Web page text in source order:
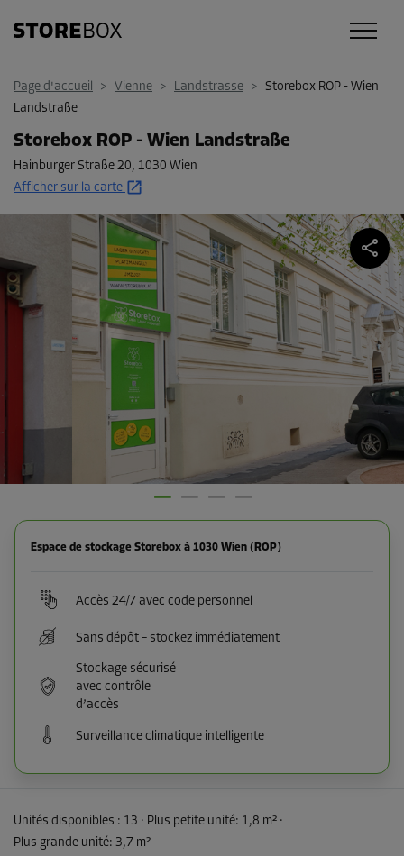
Page d'accueil > Vienne > Landstrasse > Storebox ROP - Wien
Landstraße
Storebox ROP - Wien Landstraße
Hainburger Straße 20, 1030 Wien
Afficher sur la carte
Espace de stockage Storebox à 1030 Wien (ROP)
Accès 24/7 avec code personnel
Sans dépôt – stockez immédiatement
Stockage sécurisé
avec contrôle
d’accès
Surveillance climatique intelligente
Unités disponibles : 13 · Plus petite unité: 1,8 m² ·
Plus grande unité: 3,7 m²